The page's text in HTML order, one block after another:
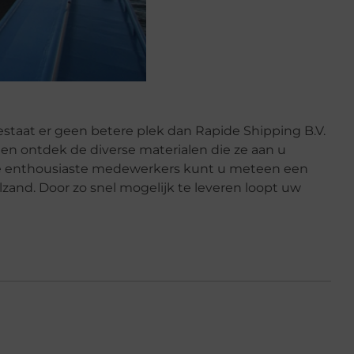
er geen betere plek dan Rapide Shipping B.V.
ontdek de diverse materialen die ze aan u
medewerkers kunt u meteen een
Door zo snel mogelijk te leveren loopt uw